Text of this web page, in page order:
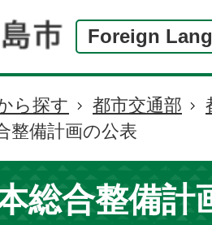
Foreign
ら探す 都市交通部
整備計画の公表
総合整備計